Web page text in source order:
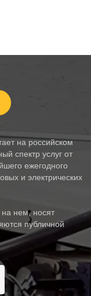
на российском
спектр услуг от
ежегодного
и электрических
нем, носят
публичной